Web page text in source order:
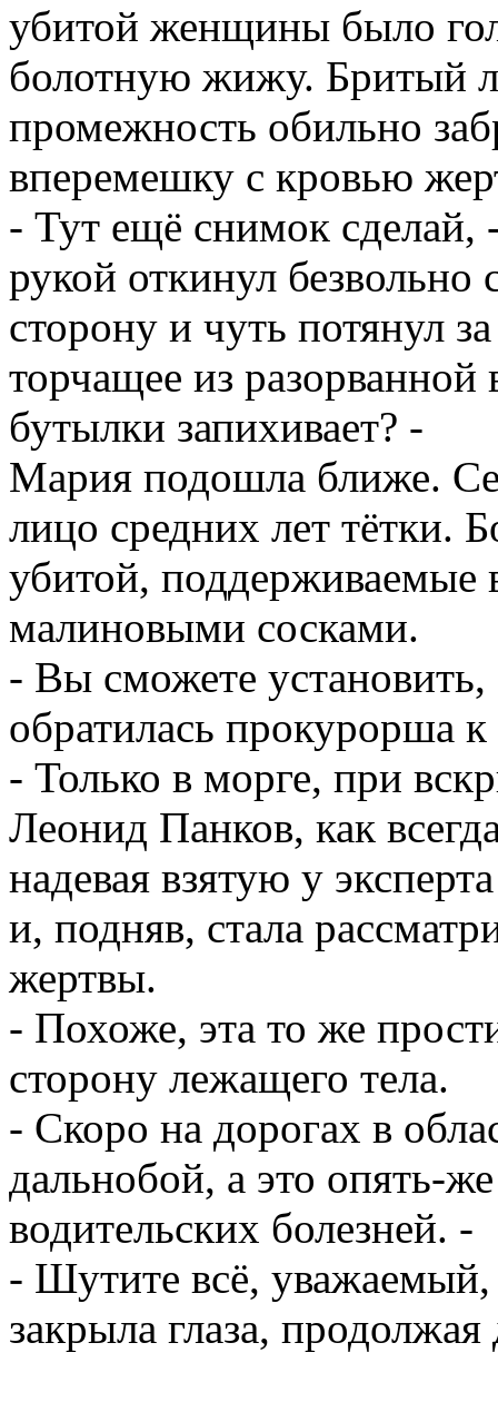
убитой женщины было
болотную жижу. Бритый
промежность обильно
вперемешку с кровью
- Тут ещё снимок сделай,
рукой откинул
сторону и чуть потянул
торчащее из
бутылки запихивает? -
Мария подошла ближе.
лицо средних лет тётки.
убитой, поддерживаемые
малиновыми сосками.
- Вы сможете
обратилась прокурорша
- Только в морге, при
Леонид Панков, как
надевая взятую у
и, подняв, стала
жертвы.
- Похоже, эта то же
сторону лежащего тела.
- Скоро на дорогах в
дальнобой, а это опять-
водительских болезней. -
- Шутите всё,
закрыла глаза,